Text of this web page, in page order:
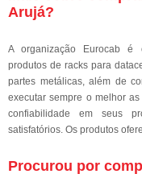
Arujá?
A organização Eurocab é
produtos de racks para
partes metálicas, além de
executar sempre o melhor
confiabilidade em seus
satisfatórios. Os produtos
Procurou por